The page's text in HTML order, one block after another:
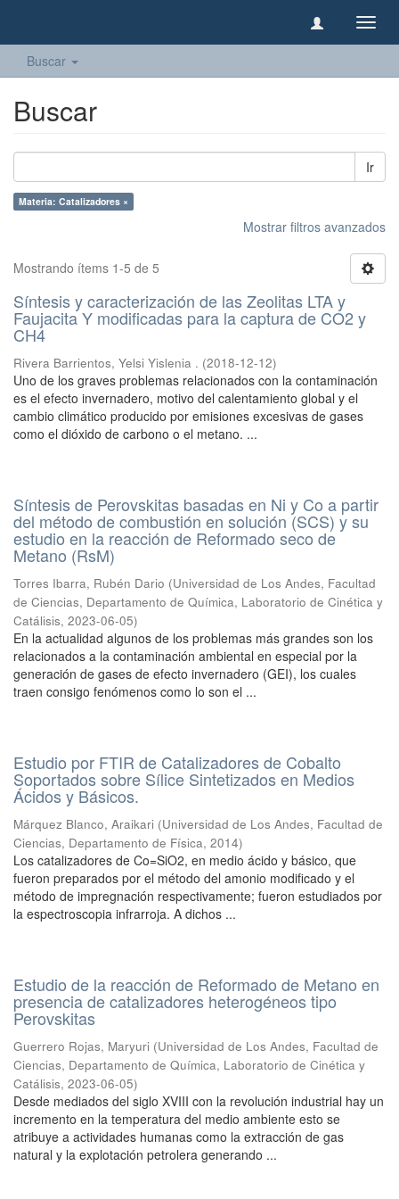
Buscar
Buscar
Ir
Materia: Catalizadores ×
Mostrar filtros avanzados
Mostrando ítems 1-5 de 5
Síntesis y caracterización de las Zeolitas LTA y
Faujacita Y modificadas para la captura de CO2 y
CH4
Rivera Barrientos, Yelsi Yislenia . (2018-12-12)
Uno de los graves problemas relacionados con la contaminación
es el efecto invernadero, motivo del calentamiento global y el
cambio climático producido por emisiones excesivas de gases
como el dióxido de carbono o el metano. ...
Síntesis de Perovskitas basadas en Ni y Co a partir
del método de combustión en solución (SCS) y su
estudio en la reacción de Reformado seco de
Metano (RsM)
Torres Ibarra, Rubén Dario (Universidad de Los Andes, Facultad
de Ciencias, Departamento de Química, Laboratorio de Cinética y
Catálisis, 2023-06-05)
En la actualidad algunos de los problemas más grandes son los
relacionados a la contaminación ambiental en especial por la
generación de gases de efecto invernadero (GEI), los cuales
traen consigo fenómenos como lo son el ...
Estudio por FTIR de Catalizadores de Cobalto
Soportados sobre Sílice Sintetizados en Medios
Ácidos y Básicos.
Márquez Blanco, Araikari (Universidad de Los Andes, Facultad de
Ciencias, Departamento de Física, 2014)
Los catalizadores de Co=SiO2, en medio ácido y básico, que
fueron preparados por el método del amonio modificado y el
método de impregnación respectivamente; fueron estudiados por
la espectroscopia infrarroja. A dichos ...
Estudio de la reacción de Reformado de Metano en
presencia de catalizadores heterogéneos tipo
Perovskitas
Guerrero Rojas, Maryuri (Universidad de Los Andes, Facultad de
Ciencias, Departamento de Química, Laboratorio de Cinética y
Catálisis, 2023-06-05)
Desde mediados del siglo XVIII con la revolución industrial hay un
incremento en la temperatura del medio ambiente esto se
atribuye a actividades humanas como la extracción de gas
natural y la explotación petrolera generando ...